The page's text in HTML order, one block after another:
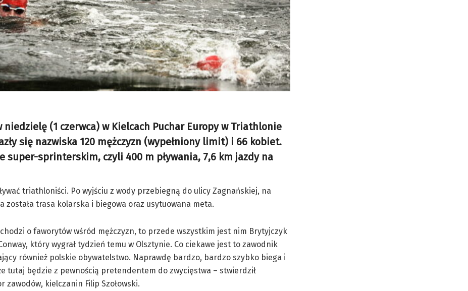
(1 czerwca) w Kielcach Puchar Europy w Triathlonie
się nazwiska 120 mężczyzn (wypełniony limit) i 66 kobiet.
super-sprinterskim, czyli 400 m pływania, 7,6 km jazdy na
triathloniści. Po wyjściu z wody przebiegną do ulicy Zagnańskiej, na
trasa kolarska i biegowa oraz usytuowana meta.
chodzi o faworytów wśród mężczyzn, to przede wszystkim jest nim Brytyjczyk
który wygrał tydzień temu w Olsztynie. Co ciekawe jest to zawodnik
również polskie obywatelstwo. Naprawdę bardzo, bardzo szybko biega i
tutaj będzie z pewnością pretendentem do zwycięstwa – stwierdził
zawodów, kielczanin Filip Szołowski.